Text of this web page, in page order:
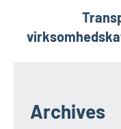
Archives